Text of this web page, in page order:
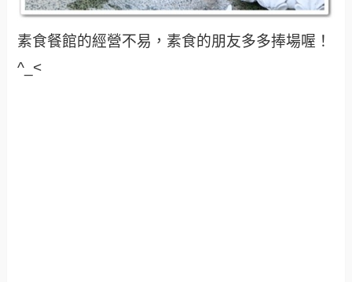
素食餐館的經營不易，素食的朋友多多捧場喔！
^_<